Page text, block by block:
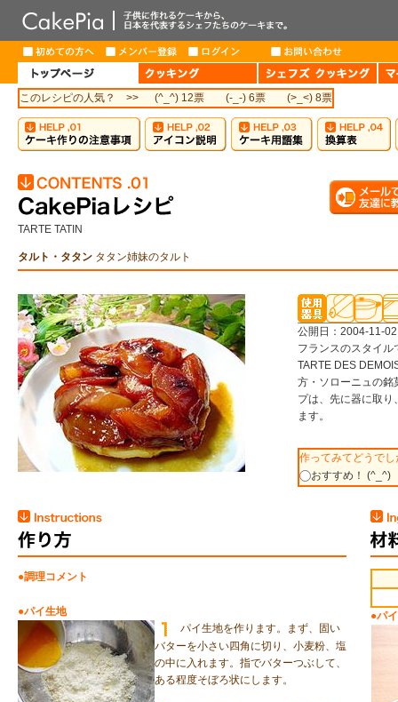
このレシピの人気？ >> (^_^) 12票 (-_-) 6票 (>_<) 8票
TARTE TATIN
タルト・タタン タタン姉妹のタルト
公開日：2004-11-02
フランスのスタイ
TARTE DES
方・ソローニュの銘
プは、先に器に取
ます。
作ってみてどうでし
おすすめ！ (^_^)
●調理コメント
●パイ生地
パイ生地を作ります。まず、固い
バターを小さい四角に切り、小麦粉、塩
の中に入れます。指でバターつぶして、
ある程度そぼろ状にします。
●パ